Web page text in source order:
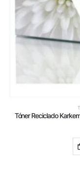
Tóner Reciclado